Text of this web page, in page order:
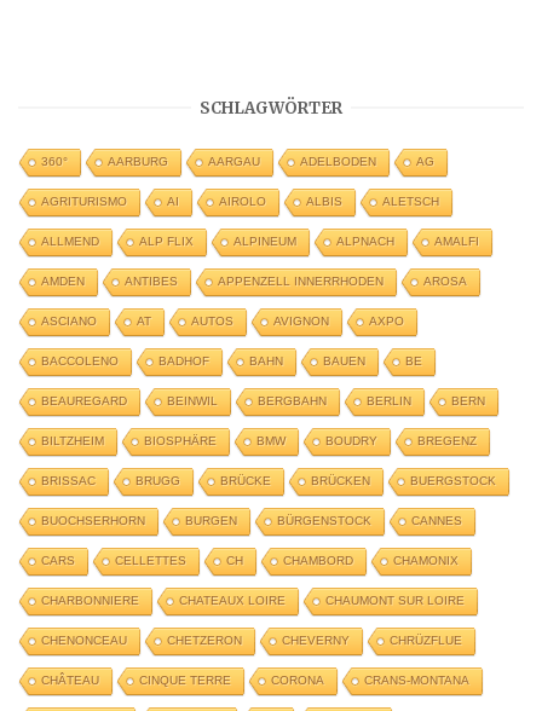
SCHLAGWÖRTER
360° AARBURG AARGAU ADELBODEN AG
AGRITURISMO AI AIROLO ALBIS ALETSCH
ALLMEND ALP FLIX ALPINEUM ALPNACH AMALFI
AMDEN ANTIBES APPENZELL INNERRHODEN AROSA
ASCIANO AT AUTOS AVIGNON AXPO
BACCOLENO BADHOF BAHN BAUEN BE
BEAUREGARD BEINWIL BERGBAHN BERLIN BERN
BILTZHEIM BIOSPHÄRE BMW BOUDRY BREGENZ
BRISSAC BRUGG BRÜCKE BRÜCKEN BUERGSTOCK
BUOCHSERHORN BURGEN BÜRGENSTOCK CANNES
CARS CELLETTES CH CHAMBORD CHAMONIX
CHARBONNIERE CHATEAUX LOIRE CHAUMONT SUR LOIRE
CHENONCEAU CHETZERON CHEVERNY CHRÜZFLUE
CHÂTEAU CINQUE TERRE CORONA CRANS-MONTANA